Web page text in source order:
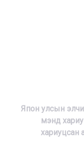
Япон улсын
мэнд
хариуцсан